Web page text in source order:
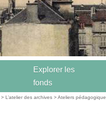
Explorer les
fonds
>L’atelier des archives >Ateliers